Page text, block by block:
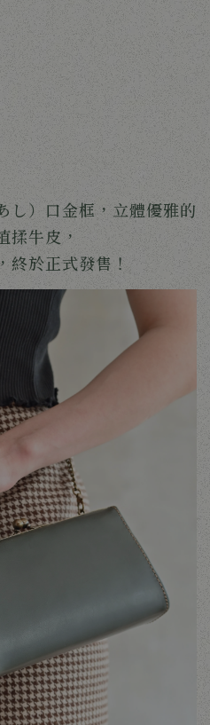
し）口金框，立體優雅的
揉牛皮，
終於正式發售！